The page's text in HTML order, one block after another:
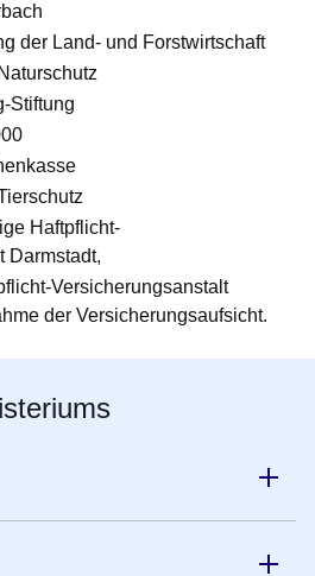
der Land- und Forstwirtschaft
Stiftung
Haftpflicht-
Darmstadt,
Versicherungsanstalt
der Versicherungsaufsicht.